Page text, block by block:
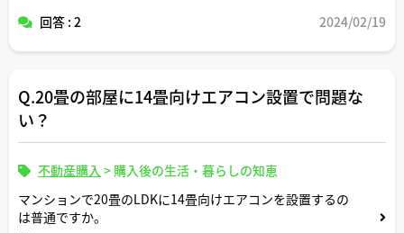
回答 : 2
2024/02/19
Q.20畳の部屋に14畳向けエアコン設置で問題な
い？
不動産購入 > 購入後の生活・暮らしの知恵
マンションで20畳のLDKに14畳向けエアコンを設置するの
は普通ですか。